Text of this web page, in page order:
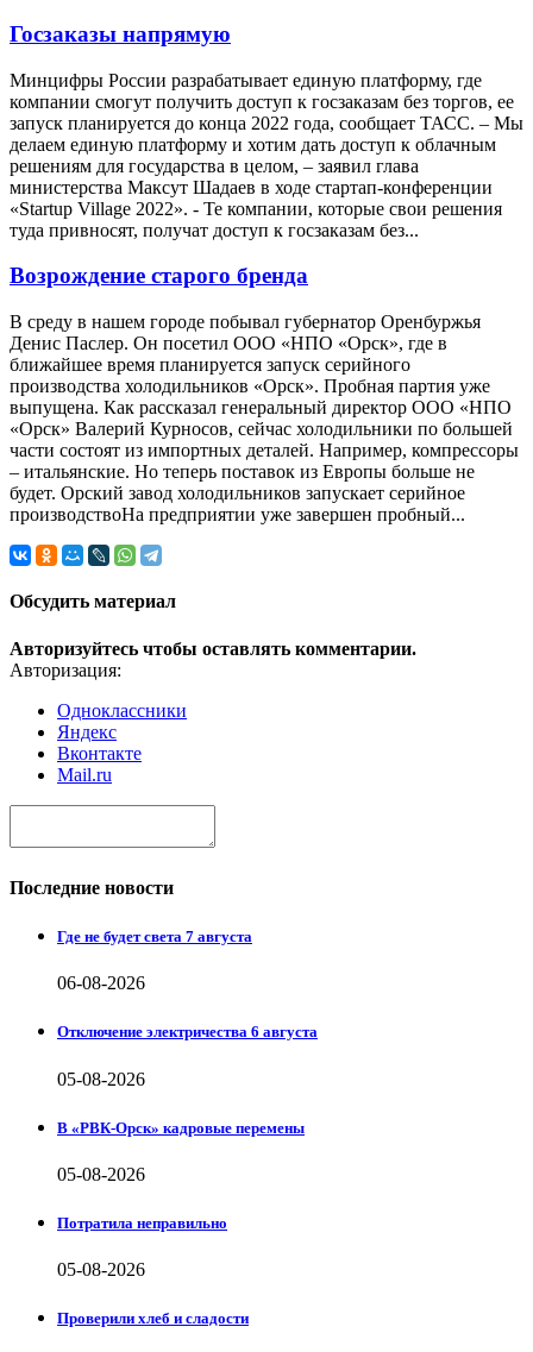
Госзаказы напрямую
Минцифры России разрабатывает единую платформу, где
компании смогут получить доступ к госзаказам без торгов, ее
запуск планируется до конца 2022 года, сообщает ТАСС. – Мы
делаем единую платформу и хотим дать доступ к облачным
решениям для государства в целом, – заявил глава
министерства Максут Шадаев в ходе стартап-конференции
«Startup Village 2022». - Те компании, которые свои решения
туда привносят, получат доступ к госзаказам без...
Возрождение старого бренда
В среду в нашем городе побывал губернатор Оренбуржья
Денис Паслер. Он посетил ООО «НПО «Орск», где в
ближайшее время планируется запуск серийного
производства холодильников «Орск». Пробная партия уже
выпущена. Как рассказал генеральный директор ООО «НПО
«Орск» Валерий Курносов, сейчас холодильники по большей
части состоят из импортных деталей. Например, компрессоры
– итальянские. Но теперь поставок из Европы больше не
будет. Орский завод холодильников запускает серийное
производствоНа предприятии уже завершен пробный...
Обсудить материал
Авторизуйтесь чтобы оставлять комментарии.
Авторизация:
Одноклассники
Яндекс
Вконтакте
Mail.ru
Последние новости
Где не будет света 7 августа
06-08-2026
Отключение электричества 6 августа
05-08-2026
В «РВК-Орск» кадровые перемены
05-08-2026
Потратила неправильно
05-08-2026
Проверили хлеб и сладости